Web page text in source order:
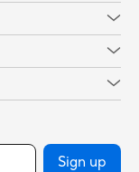
Sign up